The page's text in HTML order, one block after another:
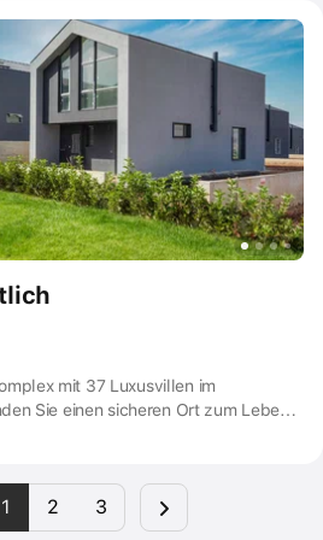
mit 37 Luxusvillen im
Sie einen sicheren Ort zum Leben,
darstellen. Jede Villa ist mit drei
komfortable Atmosphäre schafft. Vor
einen Außenpool, Parkplätze
1 2 3